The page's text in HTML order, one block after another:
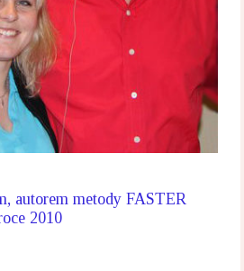
autorem metody FASTER
2010